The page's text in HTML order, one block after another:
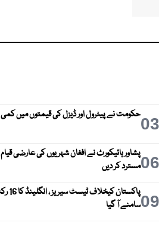
03حکومت نے پیٹرول اور ڈیزل کی قیمتوں میں
06پشاور ہائیکورٹ نے افغان شہریوں کی عارضی
مسترد کر دیں
09
پاکستان
سامنے آ گیا